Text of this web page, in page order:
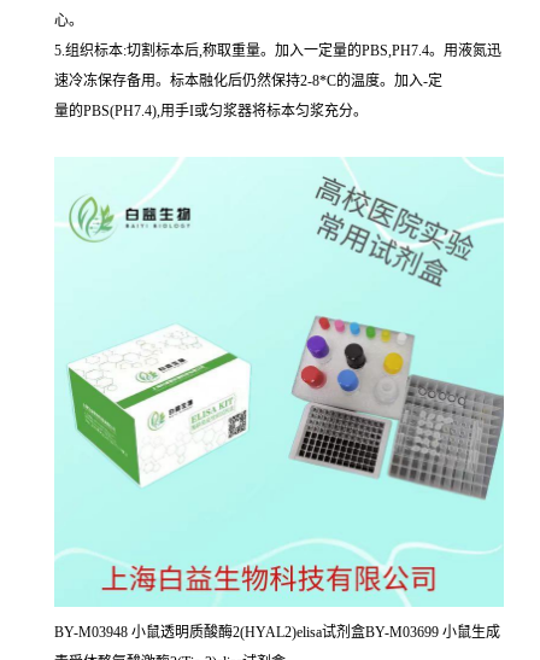
心。
5.组织标本:切割标本后,称取重量。加入一定量的PBS,PH7.4。用液氮迅
速冷冻保存备用。标本融化后仍然保持2-8*C的温度。加入-定
量的PBS(PH7.4),用手I或匀浆器将标本匀浆充分。
BY-M03948 小鼠透明质酸酶2(HYAL2)elisa试剂盒BY-M03699 小鼠生成